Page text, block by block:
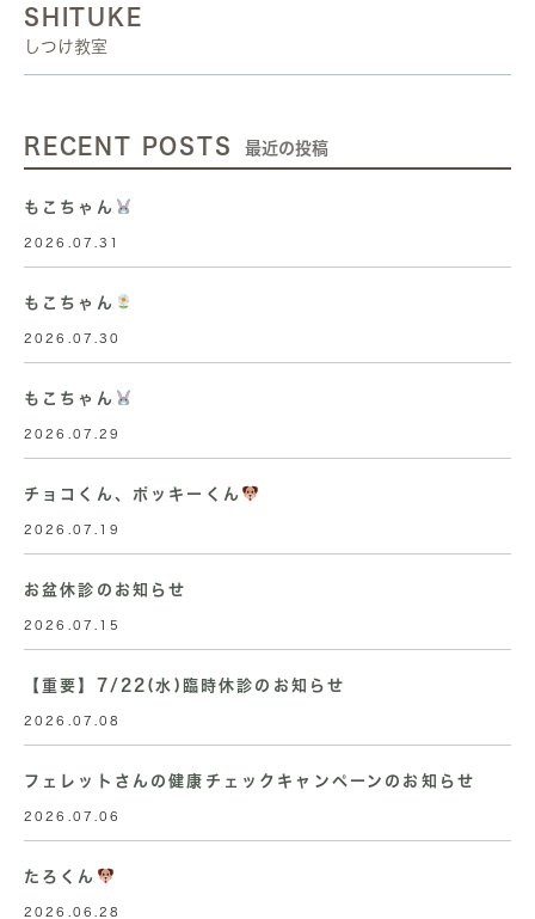
SHITUKE
しつけ教室
RECENT POSTS 最近の投稿
もこちゃん
2026.07.31
もこちゃん
2026.07.30
もこちゃん
2026.07.29
チョコくん、ポッキーくん
2026.07.19
お盆休診のお知らせ
2026.07.15
【重要】7/22(水)臨時休診のお知らせ
2026.07.08
フェレットさんの健康チェックキャンペーンのお知らせ
2026.07.06
たろくん
2026.06.28